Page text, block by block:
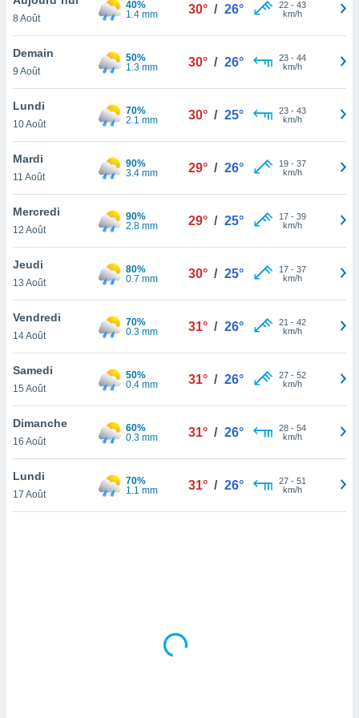
et
»,
au
vous
qu'ils
ou
le
ainsi
un
la
du
en
de
8 Août
40%
1.4 mm
30° / 26° 22- 43
km/h
Demain
9 Août
50%
1.3 mm
30° / 26° 23- 44
km/h
Lundi
10 Août
70%
2.1 mm
30° / 25° 23- 43
km/h
Mardi
11 Août
90%
3.4 mm
29° / 26° 19- 37
km/h
Mercredi
12 Août
90%
2.8 mm
29° / 25° 17- 39
km/h
Jeudi
13 Août
80%
0.7 mm
30° / 25° 17- 37
km/h
Vendredi
14 Août
70%
0.3 mm
31° / 26° 21 - 42
km/h
Samedi
15 Août
50%
0.4 mm
31° / 26° 27- 52
km/h
Dimanche
16 Août
60%
0.3 mm
31° / 26° 28- 54
km/h
Lundi
17 Août
70%
1.1 mm
31° / 26° 27- 51
km/h